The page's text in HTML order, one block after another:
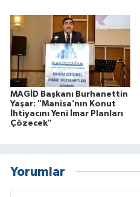
MAGİD Başkanı Burhanettin
Yaşar: "Manisa’nın Konut
İhtiyacını Yeni İmar Planları
Çözecek"
Yorumlar